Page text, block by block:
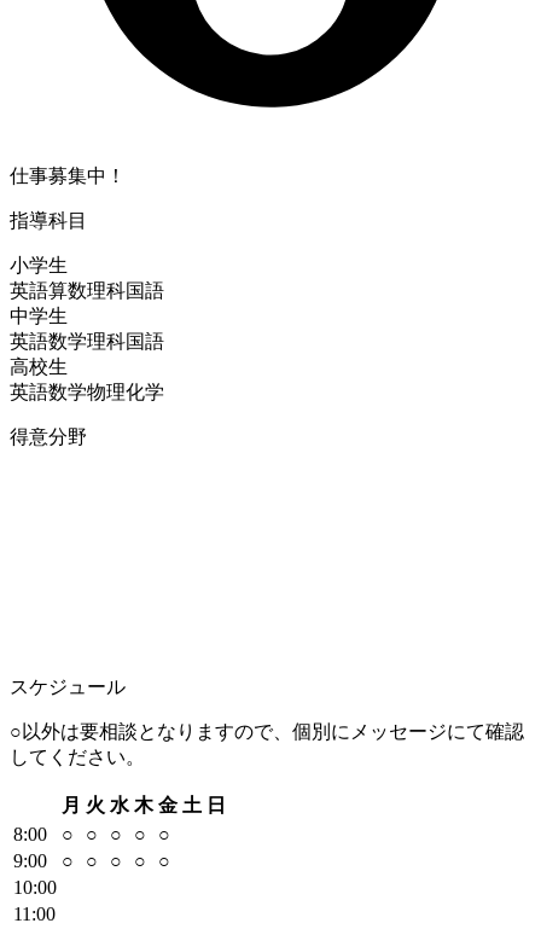
仕事募集中！
指導科目
小学生
英語算数理科国語
中学生
英語数学理科国語
高校生
英語数学物理化学
得意分野
スケジュール
○以外は要相談となりますので、個別にメッセージにて確認
してください。
月 火 水 木 金 土 日
8:00 ○ ○ ○ ○
○
9:00 ○ ○ ○ ○
○
10:00
11 :00